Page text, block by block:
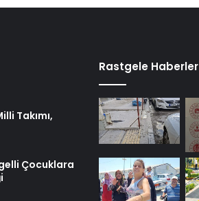
Takımı,
Çocuklara
Rastgele Haberler